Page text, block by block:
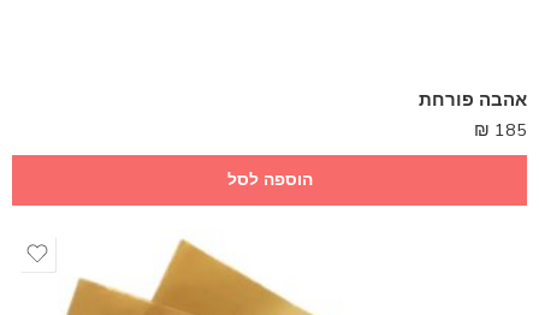
אהבה פורחת
185
₪
הוספה לסל